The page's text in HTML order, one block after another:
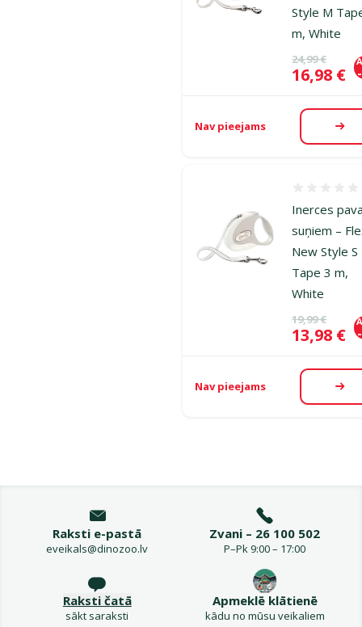
Style M
m, White
Oriģinālā
24,99 €
Cena
16,98 €
Nav pieejams
Inerces
suņiem –
New Style S
Tape 3 m,
White
Oriģinālā
19,99 €
Cena
13,98 €
Nav pieejams
Raksti e-pastā
eveikals@dinozoo.lv
Zvani – 26 100 502
P–Pk 9:00 – 17:00
Raksti čatā
sākt saraksti
Apmeklē klātienē
kādu no mūsu veikaliem